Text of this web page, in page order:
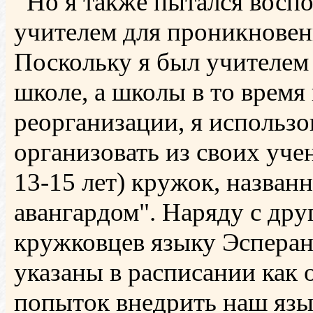
учителем для
Поскольку я был
школе, а школы в то время
реорганизации, я
организовать из своих
13-15 лет) кружок,
авангардом". Наряду с
кружковцев языку
указаны в расписании как
попыток внедрить наш